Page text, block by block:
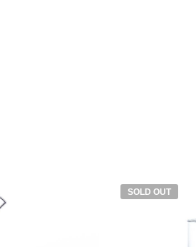
SOLD OUT